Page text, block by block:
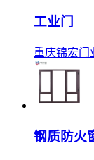
工业门
重庆锦宏门
钢质防火